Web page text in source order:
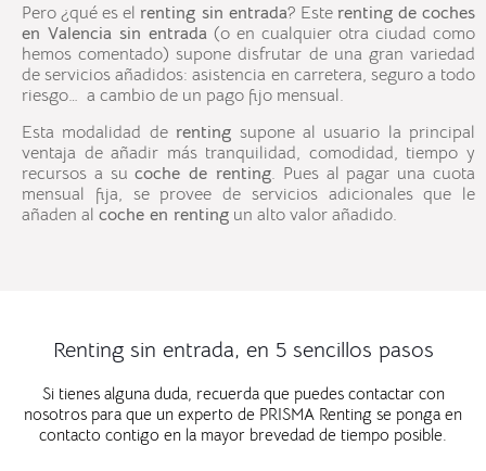
Pero ¿qué es el renting sin entrada? Este renting de coches
en Valencia sin entrada (o en cualquier otra ciudad como
hemos comentado) supone disfrutar de una gran variedad
de servicios añadidos: asistencia en carretera, seguro a todo
riesgo… a cambio de un pago fijo mensual.
Esta modalidad de renting supone al usuario la principal
ventaja de añadir más tranquilidad, comodidad, tiempo y
recursos a sucoche de renting. Pues al pagar una cuota
mensual fija, se provee de servicios adicionales que le
añaden al coche en renting un alto valor añadido.
Renting sin entrada, en 5 sencillos pasos
Si tienes alguna duda, recuerda que puedes contactar con
nosotros para que un experto de PRISMA Renting se ponga en
contacto contigo en la mayor brevedad de tiempo posible.